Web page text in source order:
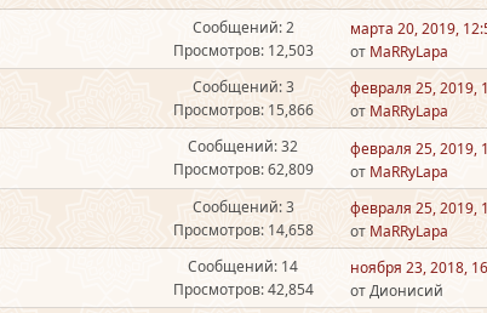
Сообщений: 2
Просмотров: 12,503
марта 20, 2019,
от MaRRyLapa
Сообщений: 3
Просмотров: 15,866
февраля 25, 2019,
от MaRRyLapa
Сообщений: 32
Просмотров: 62,809
февраля 25, 2019,
от MaRRyLapa
Сообщений: 3
Просмотров: 14,658
февраля 25, 2019,
от MaRRyLapa
Сообщений: 14
Просмотров: 42,854
ноября 23, 2018,
от Дионисий